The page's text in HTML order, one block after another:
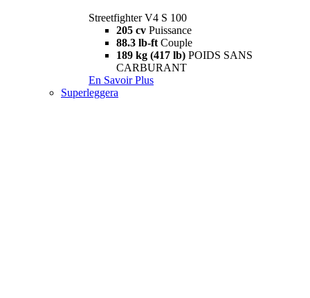
Streetfighter V4 S 100
205 cv Puissance
88.3 lb-ft Couple
189 kg (417 lb) POIDS SANS
CARBURANT
En Savoir Plus
Superleggera